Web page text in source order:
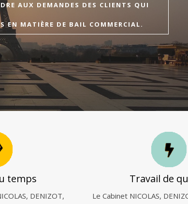
AUX DEMANDES DES CLIENTS QUI
EN MATIÈRE DE BAIL COMMERCIAL.
temps
DENIZOT,
Travail de
Le Cabinet NICOLAS,